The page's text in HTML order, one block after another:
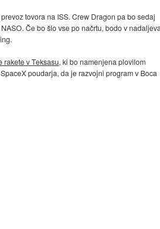
tovora na ISS. Crew Dragon pa bo sedaj
Če bo šlo vse po načrtu, bodo v
rakete v Teksasu, ki bo namenjena plovilom
poudarja, da je razvojni program v Boca